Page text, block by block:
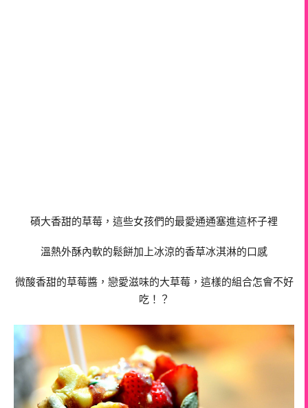
碩大香甜的草莓，這些女孩們的最愛通通塞進這杯子裡
溫熱外酥內軟的鬆餅加上冰涼的香草冰淇淋的口感
微酸香甜的草莓醬，戀愛滋味的大草莓，這樣的組合怎會不好
吃！？